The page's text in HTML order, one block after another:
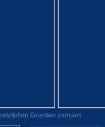
Gründen zensiert